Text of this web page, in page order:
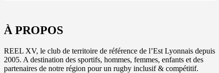
À PROPOS
REEL XV, le club de territoire de référence de l’Est Lyonnais depuis
2005. A destination des sportifs, hommes, femmes, enfants et des
partenaires de notre région pour un rugby inclusif & compétitif.